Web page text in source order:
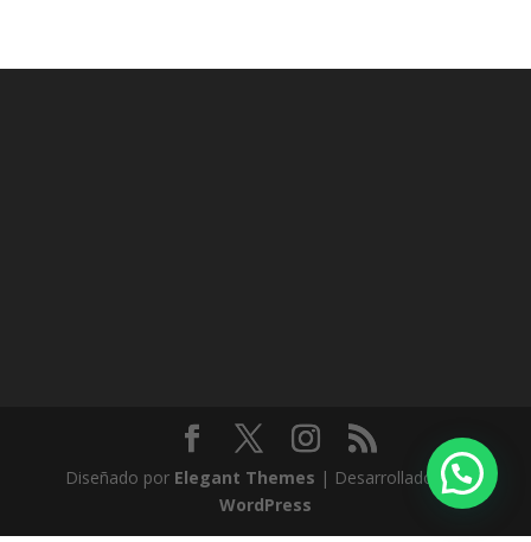
Diseñado por Elegant Themes | Desarrollado por
WordPress